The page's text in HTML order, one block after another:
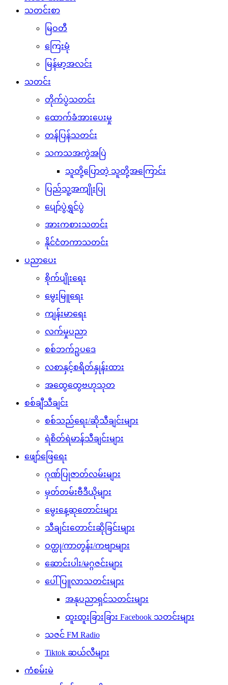
သတင်းစာ
မြဝတီ
ကြေးမုံ
မြန်မာ့အလင်း
သတင်း
တိုက်ပွဲသတင်း
ထောက်ခံအားပေးမှု
တန်ပြန်သတင်း
သကသအကွဲအပြဲ
သူတို့ပြောတဲ့ သူတို့အကြောင်း
ပြည်သူ့အကျိုးပြု
ပျော်ပွဲရွှင်ပွဲ
အားကစားသတင်း
နိုင်ငံတကာသတင်း
ပညာပေး
စိုက်ပျိုးရေး
မွေးမြူရေး
ကျန်းမာရေး
လက်မှုပညာ
စစ်ဘက်ဥပဒေ
လစာနှင့်စရိတ်နှုန်းထား
အထွေထွေဗဟုသုတ
စစ်ချီသီချင်း
စစ်သည်ရေး/ဆိုသီချင်းများ
ရဲစိတ်ရဲမာန်သီချင်းများ
ဖျော်ဖြေရေး
ဂုဏ်ပြုဇာတ်လမ်းများ
မှတ်တမ်းဗီဒီယိုများ
မွေးနေ့ဆုတောင်းများ
သီချင်းတောင်းဆိုခြင်းများ
ဝတ္ထု/ကာတွန်း/ကဗျာများ
ဆောင်းပါး/မဂ္ဂဇင်းများ
ပေါ်ပြူလာသတင်းများ
အနုပညာရှင်သတင်းများ
ထူးထူးခြားခြား Facebook သတင်းများ
သဇင် FM Radio
Tiktok ဆယ်လီများ
ကံစမ်းမဲ